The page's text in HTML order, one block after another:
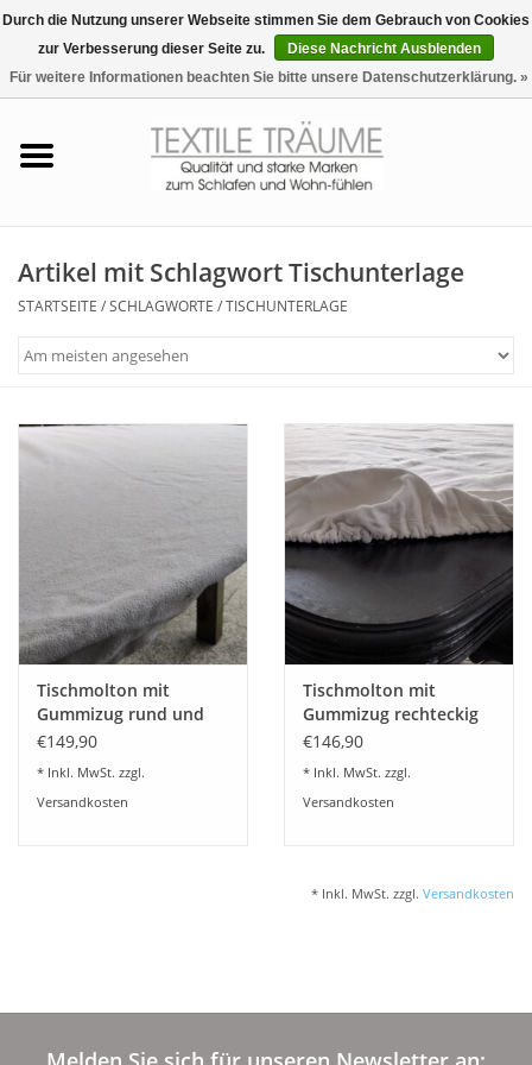
0 Artikel - €0,00
Tag & Nachtwäsche
Badezimmer & Sauna
Plaids, Decken, Kissen
Mode & Accessoires
Edles aus Cashmere
Tisch & Küche
Accessoires Spa
Artikel mit Schlagwort Tischunterlage
STARTSEITE /SCHLAGWORTE /TISCHUNTERLAGE
Tischmolton mit
Gummizug rund und
oval
€149,90
* Inkl. MwSt. zzgl.
Versandkosten
Tischmolton mit
Gummizug rechteckig
€146,90
* Inkl. MwSt. zzgl.
Versandkosten
* Inkl. MwSt. zzgl. Versandkosten
Durch die Nutzung unserer Webseite stimmen Sie dem Gebrauch von Cookies
zur Verbesserung dieser Seite zu.
Diese Nachricht Ausblenden
Für weitere Informationen beachten Sie bitte unsere Datenschutzerklärung. »